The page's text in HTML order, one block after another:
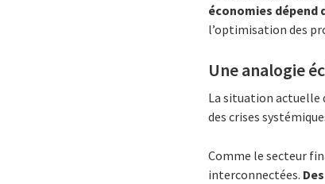
économies dépend
l’optimisation des
Une analogie
La situation actuelle
des crises
Comme le secteur
interconnectées.